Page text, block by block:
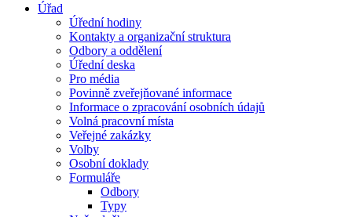
Úřad
Úřední hodiny
Kontakty a organizační struktura
Odbory a oddělení
Úřední deska
Pro média
Povinně zveřejňované informace
Informace o zpracování osobních údajů
Volná pracovní místa
Veřejné zakázky
Volby
Osobní doklady
Formuláře
Odbory
Typy